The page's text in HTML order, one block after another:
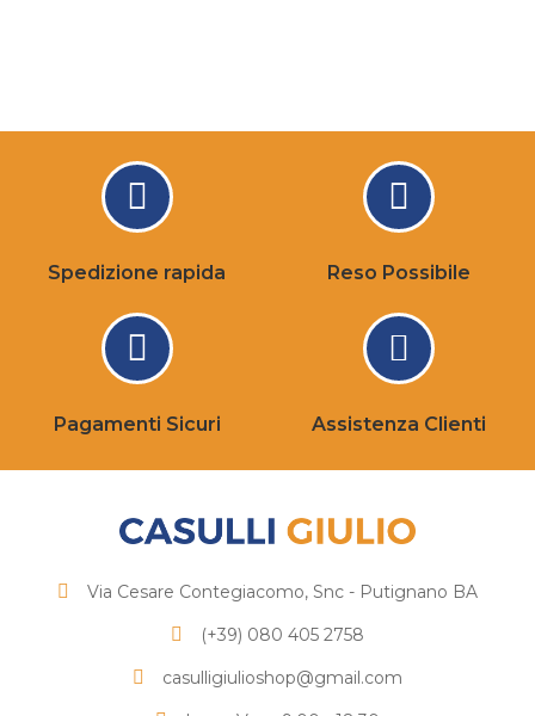
Spedizione rapida Reso Possibile
Pagamenti Sicuri Assistenza Clienti
Via Cesare Contegiacomo, Snc - Putignano BA
(+39) 080 405 2758
casulligiulioshop@gmail.com